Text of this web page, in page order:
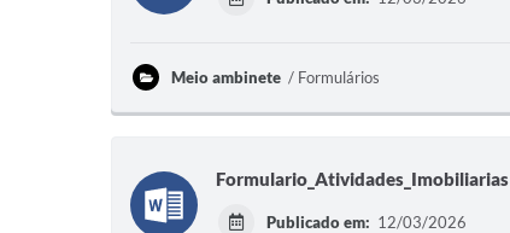
Meio ambinete Formulários
Formulario_Atividades_Imobiliarias
Publicado em: 12/03/2026